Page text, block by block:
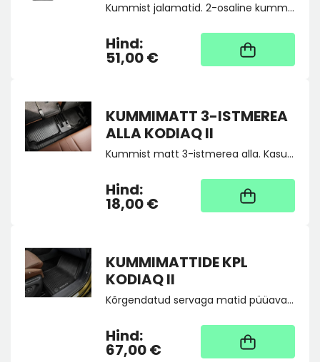
Kummist jalamatid. 2-osaline kummimattide komplekt 3. istmereale. Ülestõstetud servaga matid sobivad perfektselt põrandapinnaga, püüavad kinni mustuse ja niiskuse ning on libisemiskindlad ja kergesti pestavad. Soovitav kasutada koos 57H061580B
Hind:
51,00 €
Kaup tootja laos, tarne
üldjuhul 4 tööpäeva
KUMMIMATT 3-ISTMEREA
ALLA KODIAQ II
Kummist matt 3-istmerea alla. Kasutatav ainult koos tootega 57H061580A.
Hind:
18,00 €
Kaup tootja laos, tarne
üldjuhul 4 tööpäeva
KUMMIMATTIDE KPL
KODIAQ II
Kõrgendatud servaga matid püüavad kinni igasuguse mustuse, k. a. vesi. Neid on lihtne puhastada. Kummimattide puhul on määrav praktilisus ning madal hind.
Hind:
67,00 €